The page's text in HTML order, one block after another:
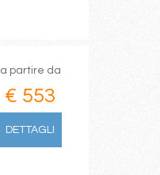
a partire da
€ 553
DETTAGLI